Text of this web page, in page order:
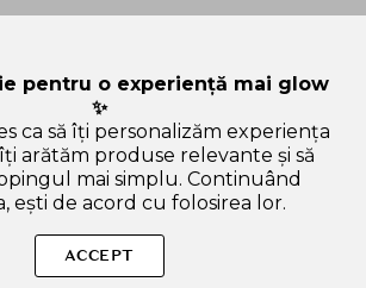
de Where Christmas meets the sea –
din Constanța în cadru festiv marin.
pentru o experiență mai glow
✨
ca să îți personalizăm experiența
îți arătăm produse relevante și să
mai simplu. Continuând
ești de acord cu folosirea lor.
ACCEPT